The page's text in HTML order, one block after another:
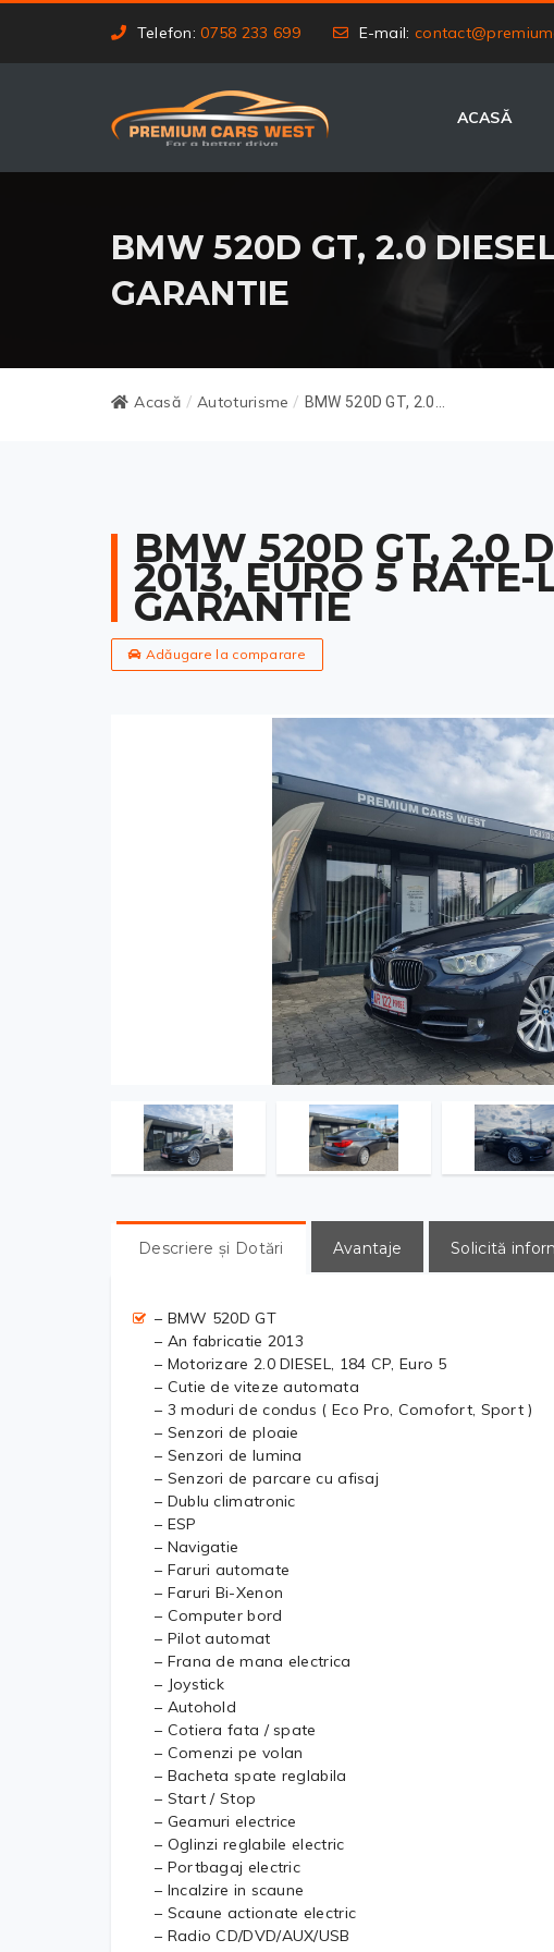
Telefon:0758 233 699 E-mail:
ACASĂ
BMW 520D GT, 2.0
GARANTIE
Acasă / Autoturisme / BMW 520D GT, 2.0...
BMW 520D GT, 2.0
2013, EURO 5 RATE-
GARANTIE
Adăugare la comparare
Descriere și Dotări Avantaje Solicită
– BMW 520D GT
– An fabricatie 2013
– Motorizare 2.0 DIESEL, 184 CP, Euro 5
– Cutie de viteze automata
– 3 moduri de condus ( Eco Pro, Comofort, Sport )
– Senzori de ploaie
– Senzori de lumina
– Senzori de parcare cu afisaj
– Dublu climatronic
– ESP
– Navigatie
– Faruri automate
– Faruri Bi-Xenon
– Computer bord
– Pilot automat
– Frana de mana electrica
– Joystick
– Autohold
– Cotiera fata / spate
– Comenzi pe volan
– Bacheta spate reglabila
– Start / Stop
– Geamuri electrice
– Oglinzi reglabile electric
– Portbagaj electric
– Incalzire in scaune
– Scaune actionate electric
– Radio CD/DVD/AUX/USB